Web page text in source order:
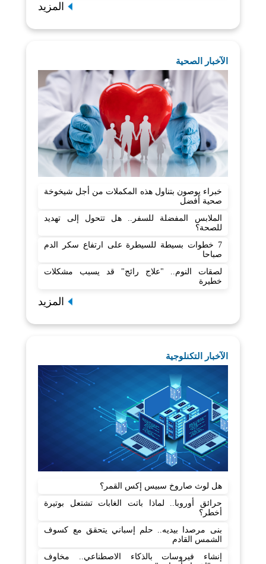
المزيد
الآخبار الصحية
خبراء يوصون بتناول هذه المكملات من أجل شيخوخة
صحية أفضل
الملابس المفضلة للسفر.. هل تتحول إلى تهديد
للصحة؟
7 خطوات بسيطة للسيطرة على ارتفاع سكر الدم
صباحا
لصقات النوم.. "علاج رائج" قد يسبب مشكلات
خطيرة
المزيد
الآخبار التكنلوجية
هل لوث صاروخ سبيس إكس القمر؟
حرائق أوروبا.. لماذا باتت الغابات تشتعل بوتيرة
أخطر؟
بنى مرصدا بيديه.. حلم إسباني يتحقق مع كسوف
الشمس القادم
إنشاء فيروسات بالذكاء الاصطناعي.. مخاوف